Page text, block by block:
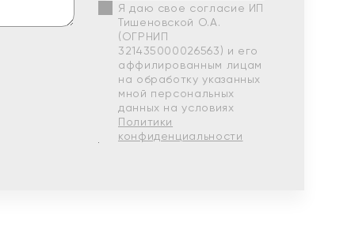
Я даю свое согласие ИП
Тишеновской О.А.
(ОГРНИП
321435000026563) и его
аффилированным лицам
на обработку указанных
мной персональных
данных на условиях
Политики
конфиденциальности